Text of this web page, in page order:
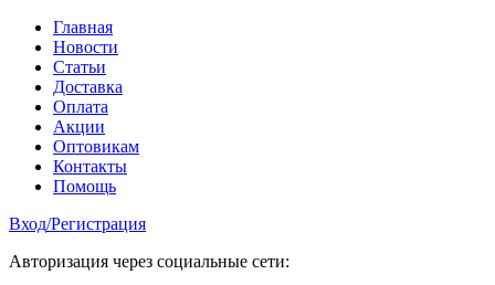
Главная
Новости
Статьи
Доставка
Оплата
Акции
Оптовикам
Контакты
Помощь
Вход/Регистрация
Авторизация через социальные сети: